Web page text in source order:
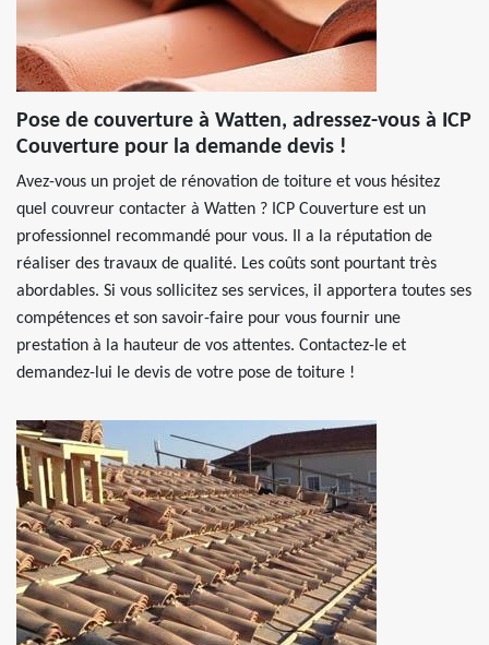
Pose de couverture à Watten, adressez-vous à ICP
Couverture pour la demande devis !
Avez-vous un projet de rénovation de toiture et vous hésitez
quel couvreur contacter à Watten ? ICP Couverture est un
professionnel recommandé pour vous. Il a la réputation de
réaliser des travaux de qualité. Les coûts sont pourtant très
abordables. Si vous sollicitez ses services, il apportera toutes ses
compétences et son savoir-faire pour vous fournir une
prestation à la hauteur de vos attentes. Contactez-le et
demandez-lui le devis de votre pose de toiture !